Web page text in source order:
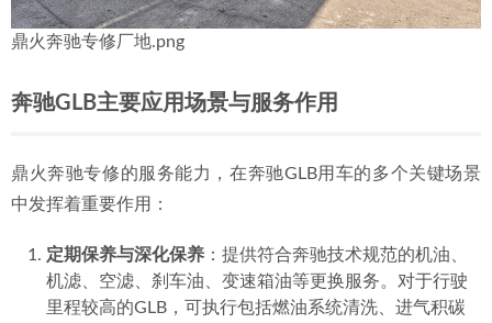
鼎火奔驰专修厂地.png
奔驰GLB主要应用场景与服务作用
鼎火奔驰专修的服务能力，在奔驰GLB用车的多个关键场景
中发挥着重要作用：
定期保养与深化保养 ：提供符合奔驰技术规范的机油、
机滤、空滤、刹车油、变速箱油等更换服务。对于行驶
里程较高的GLB，可执行包括燃油系统清洗、进气积碳